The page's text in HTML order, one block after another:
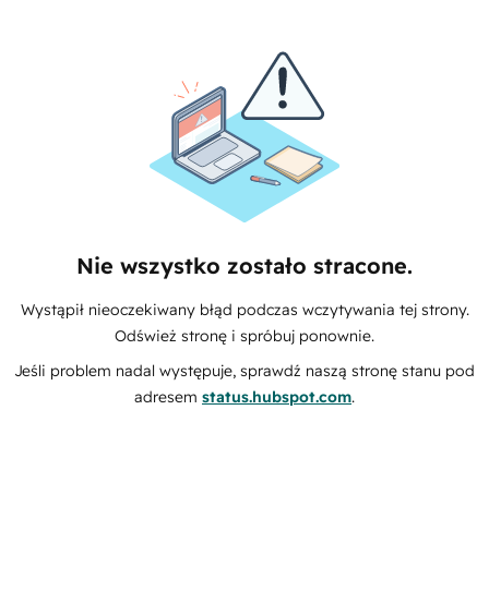
Nie wszystko zostało stracone.
Wystąpił nieoczekiwany błąd podczas wczytywania tej strony.
Odśwież stronę i spróbuj ponownie.
Jeśli problem nadal występuje, sprawdź naszą stronę stanu pod
adresem status.hubspot.com.